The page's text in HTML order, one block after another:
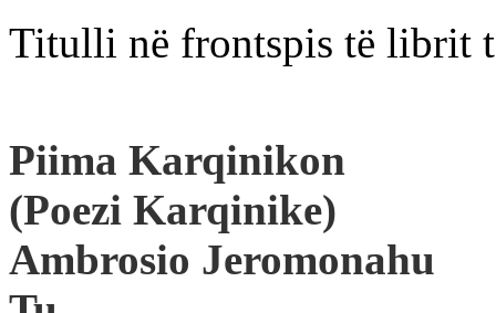
Titulli në frontspis të librit
Piima Karqinikon
(Poezi Karqinike)
Ambrosio Jeromonahu